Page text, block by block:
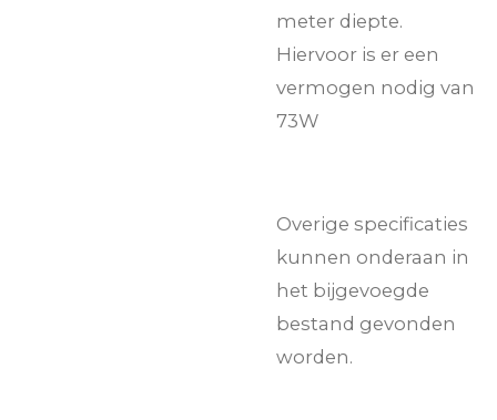
meter diepte.
Hiervoor is er een
vermogen nodig van
73W
Overige specificaties
kunnen onderaan in
het bijgevoegde
bestand gevonden
worden.